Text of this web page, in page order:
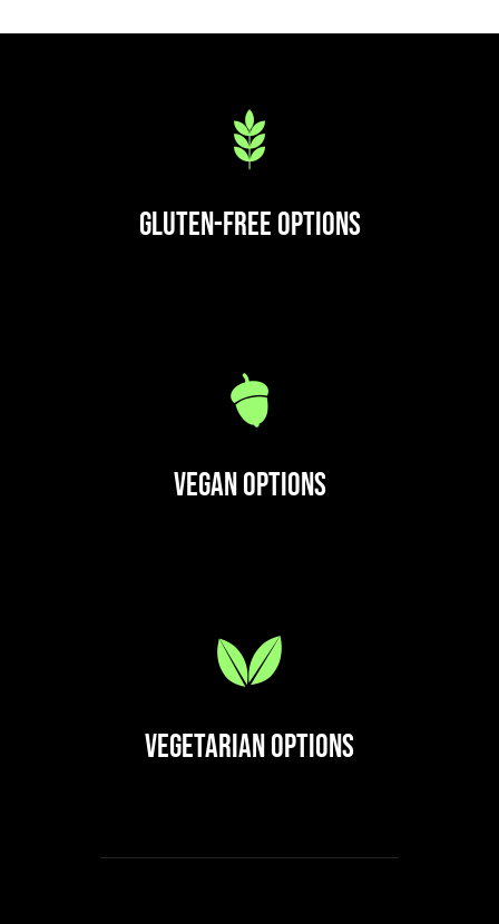
Gluten-Free Options
Vegan Options
Vegetarian Options